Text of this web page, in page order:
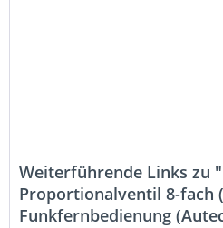
Weiterführende Links zu
Proportionalventil 8-fach
Funkfernbedienung